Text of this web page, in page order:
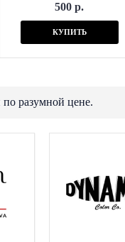
500 р.
КУПИТЬ
по разумной цене.